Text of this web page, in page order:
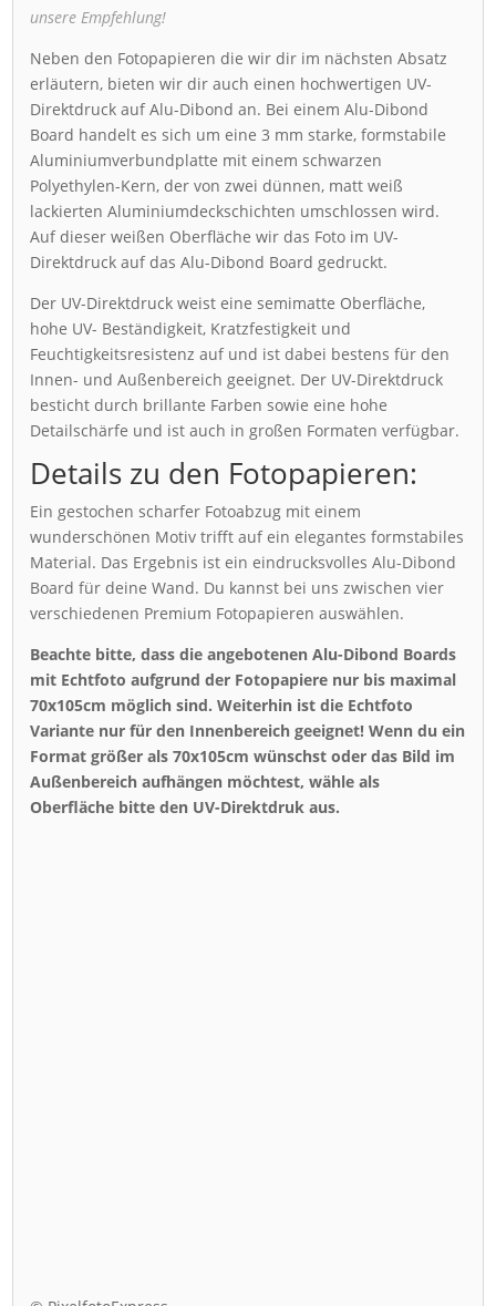
unsere Empfehlung!
Neben den Fotopapieren die wir dir im nächsten Absatz
erläutern, bieten wir dir auch einen hochwertigen UV-
Direktdruck auf Alu-Dibond an. Bei einem Alu-Dibond
Board handelt es sich um eine 3 mm starke, formstabile
Aluminiumverbundplatte mit einem schwarzen
Polyethylen-Kern, der von zwei dünnen, matt weiß
lackierten Aluminiumdeckschichten umschlossen wird.
Auf dieser weißen Oberfläche wir das Foto im UV-
Direktdruck auf das Alu-Dibond Board gedruckt.
Der UV-Direktdruck weist eine semimatte Oberfläche,
hohe UV- Beständigkeit, Kratzfestigkeit und
Feuchtigkeitsresistenz auf und ist dabei bestens für den
Innen- und Außenbereich geeignet. Der UV-Direktdruck
besticht durch brillante Farben sowie eine hohe
Detailschärfe und ist auch in großen Formaten verfügbar.
Details zu den Fotopapieren:
Ein gestochen scharfer Fotoabzug mit einem
wunderschönen Motiv trifft auf ein elegantes formstabiles
Material. Das Ergebnis ist ein eindrucksvolles Alu-Dibond
Board für deine Wand. Du kannst bei uns zwischen vier
verschiedenen Premium Fotopapieren auswählen.
Beachte bitte, dass die angebotenen Alu-Dibond Boards
mit Echtfoto aufgrund der Fotopapiere nur bis maximal
70x105cm möglich sind. Weiterhin ist die Echtfoto
Variante nur für den Innenbereich geeignet! Wenn du ein
Format größer als 70x105cm wünschst oder das Bild im
Außenbereich aufhängen möchtest, wähle als
Oberfläche bitte den UV-Direktdruk aus.